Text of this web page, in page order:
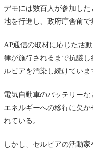
デモには数百人が参加し
地を行進し、政府庁舎前で
AP通信の取材に応じた活
律が施行されるまで抗議
ルビアを汚染し続けていま
電気自動車のバッテリー
エネルギーへの移行に欠
れている。
しかし、セルビアの活動